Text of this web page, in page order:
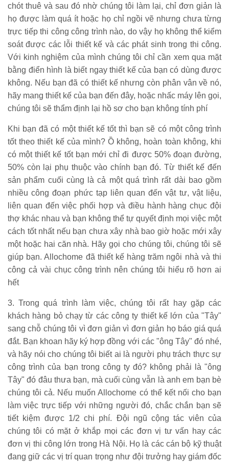
chót thuê và sau đó nhờ chúng tôi làm lại, chỉ đơn giản là
họ được làm quá ít hoặc họ chỉ ngồi vẽ nhưng chưa từng
trực tiếp thi công công trình nào, do vậy họ không thể kiểm
soát được các lỗi thiết kế và các phát sinh trong thi công.
Với kinh nghiệm của mình chúng tôi chỉ cần xem qua mặt
bằng điển hình là biết ngay thiết kế của bạn có dùng được
không. Nếu bạn đã có thiết kế nhưng còn phân vân về nó,
hãy mang thiết kế của bạn đến đây, hoặc nhấc máy lên gọi,
chúng tôi sẽ thẩm định lại hồ sơ cho bạn không tính phí
Khi bạn đã có một thiết kế tốt thì bạn sẽ có một công trình
tốt theo thiết kế của mình? Ồ không, hoàn toàn không, khi
có một thiết kế tốt bạn mới chỉ đi được 50% đoạn đường,
50% còn lại phụ thuộc vào chính bạn đó. Từ thiết kế đến
sản phẩm cuối cùng là cả một quá trình rất dài bao gồm
nhiều công đoạn phức tạp liên quan đến vật tư, vật liệu,
liên quan đến việc phối hợp và điều hành hàng chục đội
thợ khác nhau và bạn không thể tự quyết định mọi việc một
cách tốt nhất nếu bạn chưa xây nhà bao giờ hoặc mới xây
một hoặc hai căn nhà. Hãy gọi cho chúng tôi, chúng tôi sẽ
giúp bạn. Allochome đã thiết kế hàng trăm ngôi nhà và thi
công cả vài chục công trình nên chúng tôi hiểu rõ hơn ai
hết
3. Trong quá trình làm việc, chúng tôi rất hay gặp các
khách hàng bỏ chạy từ các công ty thiết kế lớn của "Tây"
sang chỗ chúng tôi vì đơn giản vì đơn giản họ báo giá quá
đắt. Bạn khoan hãy ký hợp đồng với các "ông Tây" đó nhé,
và hãy nói cho chúng tôi biết ai là người phụ trách thực sự
công trình của bạn trong công ty đó? không phải là "ông
Tây" đó đâu thưa bạn, mà cuối cùng vẫn là anh em bạn bè
chúng tôi cả. Nếu muốn Allochome có thể kết nối cho bạn
làm việc trực tiếp với những người đó, chắc chắn bạn sẽ
tiết kiệm được 1/2 chi phí. Đội ngũ cộng tác viên của
chúng tôi có mặt ở khắp mọi các đơn vị tư vấn hay các
đơn vị thi công lớn trong Hà Nội. Họ là các cán bộ kỹ thuật
đang giữ các vị trí quan trọng như đội trưởng hay giám đốc